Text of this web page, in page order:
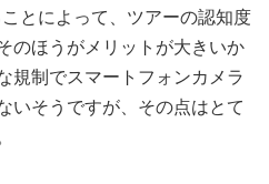
とによって、ツアーの認知度
のほうがメリットが大きいか
規制でスマートフォンカメラ
いそうですが、その点はとて